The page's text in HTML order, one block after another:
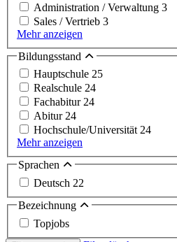
Administration / Verwaltung 3
Sales / Vertrieb 3
Mehr anzeigen
Bildungsstand
Hauptschule 25
Realschule 24
Fachabitur24
Abitur24
Hochschule/Universität24
Mehr anzeigen
Sprachen
Deutsch 22
Bezeichnung
Topjobs